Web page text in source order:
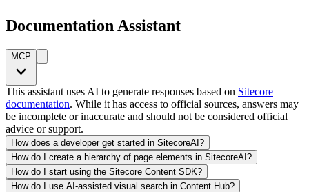
Documentation Assistant
MCP
This assistant uses AI to generate responses based on Sitecore
documentation. While it has access to official sources, answers may
be incomplete or inaccurate and should not be considered official
advice or support.
How does a developer get started in SitecoreAI?
How do I create a hierarchy of page elements in SitecoreAI?
How do I start using the Sitecore Content SDK?
How do I use AI-assisted visual search in Content Hub?